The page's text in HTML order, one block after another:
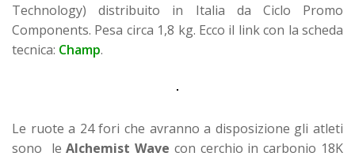
Technology) distribuito in Italia da Ciclo Promo
Components. Pesa circa 1,8 kg. Ecco il link con la scheda
tecnica: Champ.
Le ruote a 24 fori che avranno a disposizione gli atleti
sono leAlchemist Wave con cerchio in carbonio 18K